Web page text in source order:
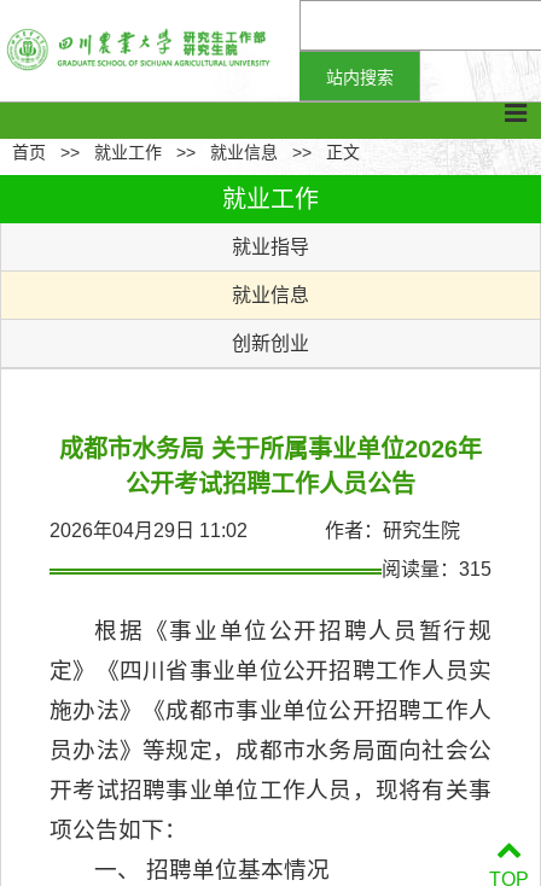
首页 >> 就业工作 >> 就业信息 >> 正文
就业工作
就业指导
就业信息
创新创业
成都市水务局 关于所属事业单位2026年
公开考试招聘工作人员公告
2026年04月29日 11:02 作者：研究生院
阅读量： 315
根据《事业单位公开招聘人员暂行规
定》《四川省事业单位公开招聘工作人员实
施办法》《成都市事业单位公开招聘工作人
员办法》等规定，成都市水务局面向社会公
开考试招聘事业单位工作人员，现将有关事
项公告如下：
一、 招聘单位基本情况
TOP